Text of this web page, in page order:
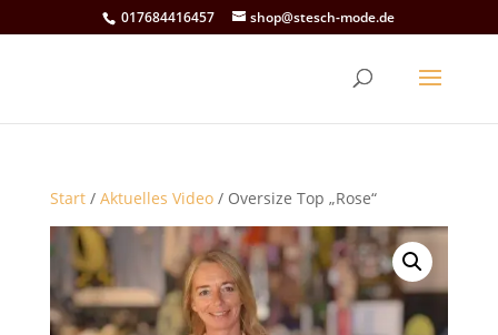
017684416457 shop@stesch-mode.de
Start/ Aktuelles Video/ Oversize Top „Rose“